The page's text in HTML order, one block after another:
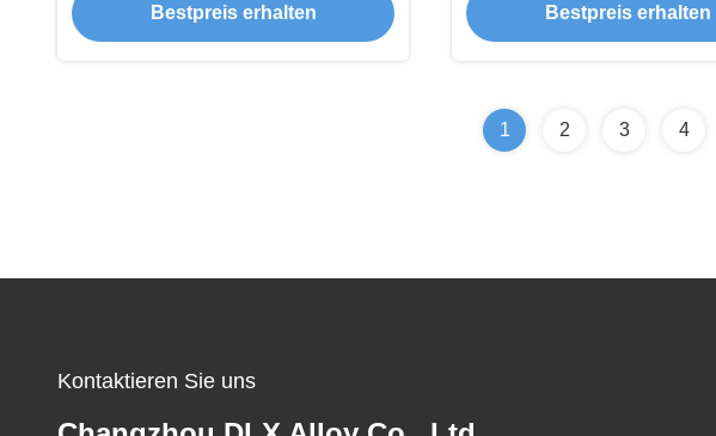
Korrosionsrate für industrielle
Anwendungen
Bestpreis erhalten
Bestpreis erhalten
1 2 3 4
Kontaktieren Sie uns